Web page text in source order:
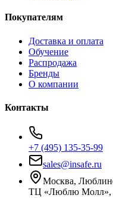
Покупателям
Доставка и оплата
Обучение
Распродажа
Бренды
О компании
Контакты
+7 (495) 135-35-99
sales@insafe.ru
Москва,
ТЦ «Люблю Молл»,